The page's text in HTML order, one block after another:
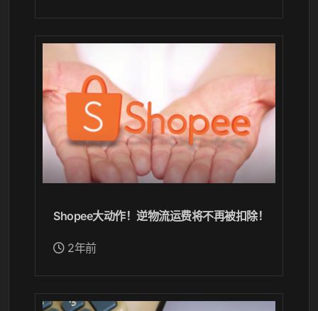
Shopee大动作！逆物流运费将不再被扣除！
2年前